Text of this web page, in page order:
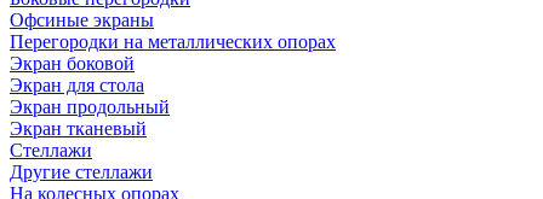
Офсиные экраны
Перегородки на металлических опорах
Экран боковой
Экран для стола
Экран продольный
Экран тканевый
Стеллажи
Другие стеллажи
На колесных опорах